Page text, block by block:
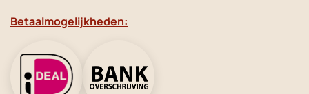
Betaalmogelijkheden: